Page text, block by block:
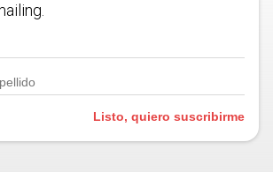
Listo, quiero suscribirme